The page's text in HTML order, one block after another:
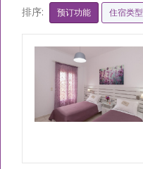
排序: 预订功能 住宿类型